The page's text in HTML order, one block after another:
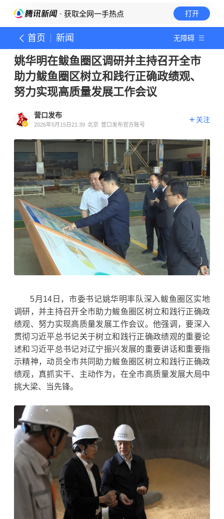
· 获取全网一手热点 打开
首页 新闻 无障碍
姚华明在鲅鱼圈区调研并主持召开全市
助力鲅鱼圈区树立和践行正确政绩观、
努力实现高质量发展工作会议
营口发布
2026年5月15日21:39 北京 营口发布官方账号
关注
5月14日，市委书记姚华明率队深入鲅鱼圈区实地
调研，并主持召开全市助力鲅鱼圈区树立和践行正确政
绩观、努力实现高质量发展工作会议。他强调，要深入
贯彻习近平总书记关于树立和践行正确政绩观的重要论
述和习近平总书记对辽宁振兴发展的重要讲话和重要指
示精神，动员全市共同助力鲅鱼圈区树立和践行正确政
绩观，真抓实干、主动作为，在全市高质量发展大局中
挑大梁、当先锋。